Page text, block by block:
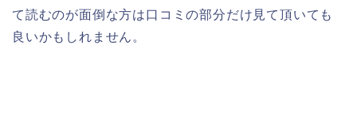
て読むのが面倒な方は口コミの部分だけ見て頂いても
良いかもしれません。